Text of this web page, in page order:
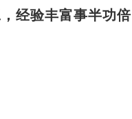
经验丰富事半功倍